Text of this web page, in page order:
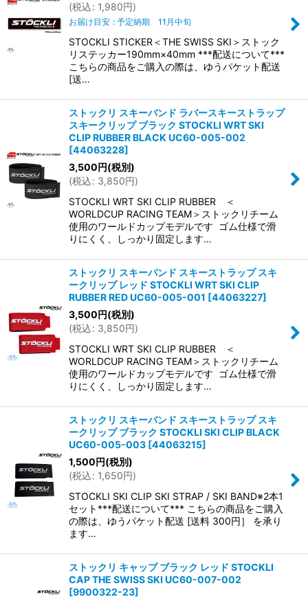
(税込: 1,980円)
お届け目安 : 予定納期 11月中旬
STOCKLI STICKER＜THE SWISS SKI＞ストック
リステッカー190mm×40mm ***配送について***
こちらの商品をご購入の際は、ゆうパケット配送
[送…
ストックリ スキーバンド ラバースキーストラップ
スキークリップ ブラック STOCKLI WRT SKI
CLIP RUBBER BLACK UC60-005-002
[44063228]
3,500円(税別)
(税込: 3,850円)
STOCKLI WRT SKI CLIP RUBBER ＜
WORLDCUP RACING TEAM＞ストックリチーム
使用のワールドカップモデルです ゴム仕様で滑
りにくく、しっかり固定します…
ストックリ スキーバンド スキーストラップ スキ
ークリップ レッド STOCKLI WRT SKI CLIP
RUBBER RED UC60-005-001 [44063227]
3,500円(税別)
(税込: 3,850円)
STOCKLI WRT SKI CLIP RUBBER ＜
WORLDCUP RACING TEAM＞ストックリチーム
使用のワールドカップモデルです ゴム仕様で滑
りにくく、しっかり固定します…
ストックリ スキーバンド スキーストラップ スキ
ークリップ ブラック STOCKLI SKI CLIP BLACK
UC60-005-003 [44063215]
1,500円(税別)
(税込: 1,650円)
STOCKLI SKI CLIP SKI STRAP / SKI BAND※2本1
セット***配送について*** こちらの商品をご購入
の際は、ゆうパケット配送 [送料 300円］ を承り
ます…
ストックリ キャップ ブラック レッド STOCKLI
CAP THE SWISS SKI UC60-007-002
[9900322-23]